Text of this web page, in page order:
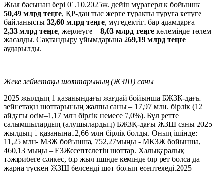
Жыл басынан бері 01.10.2025ж. дейін мұрагерлік бойынша
50,49 млрд теңге, ҚР-дан тыс жерге тұрақты тұруға кетуге
байланысты 32,60 млрд теңге, мүгедектігі бар адамдарға –
2,33 млрд теңге, жерлеуге – 8,03 млрд теңге көлемінде төлем
жасалды. Сақтандыру ұйымдарына 269,19 млрд теңге
аударылды.
Жеке зейнетақы шоттарының (ЖЗШ) саны
2025 жылдың 1 қазанындағы жағдай бойынша БЖЗҚ-дағы
зейнетақы шоттарының жалпы саны – 17,97 млн. бірлік (12
айдағы өсім–1,17 млн бірлік немесе 7,0%). Бұл ретте
салымшылардың (алушылардың) БЖЗҚ-дағы ЖЗШ саны 2025
жылдың 1 қазанына12,66 млн бірлік болды. Оның ішінде:
11,25 млн- МЗЖ бойынша, 752,27мыңы - МКЗЖ бойынша,
460,13 мыңы – ЕЗЖесептелетін шоттар. Халықаралық
тәжірибеге сәйкес, бір жыл ішінде кемінде бір рет болса да
жарна түскен ЖЗШ белсенді шот болып есептеледі.2025